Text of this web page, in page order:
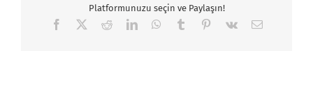
Platformunuzu seçin ve Paylaşın!
Facebook RedditLinkedInWhatsApp
Tumblr Pinterest
Vk
E-